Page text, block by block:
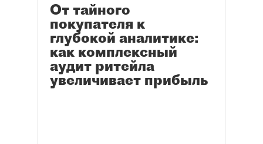
От тайного
покупателя к
глубокой аналитике:
как комплексный
аудит ритейла
увеличивает прибыль